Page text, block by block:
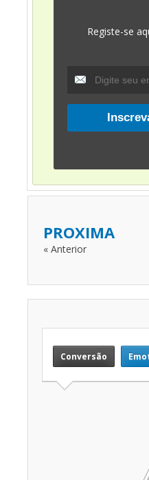
Registe-se
PROXIMA
« Anterior
Conversão